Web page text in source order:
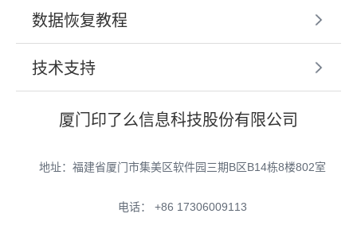
数据恢复教程
技术支持
厦门印了么信息科技股份有限公司
地址：福建省厦门市集美区软件园三期B区B14栋8楼802室
电话： +86 17306009113